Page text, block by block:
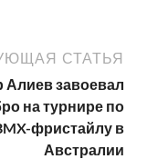
СТАТЬЯ
Алиев завоевал
на турнире по
фристайлу в
Австралии